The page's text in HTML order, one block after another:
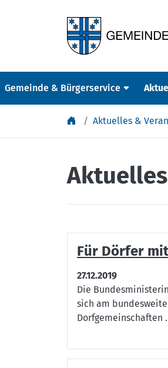
Gemeinde & Bürgerservice
Aktuelles &
Für Dörfer
27.12.2019
Die
sich am
Dorfgemeinschaften